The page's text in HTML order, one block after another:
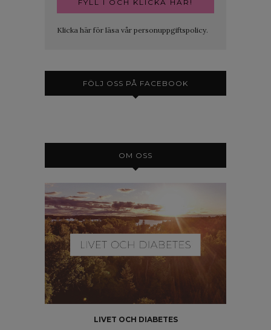
Klicka här för läsa vår personuppgiftspolicy.
FÖLJ OSS PÅ FACEBOOK
OM OSS
LIVET OCH DIABETES